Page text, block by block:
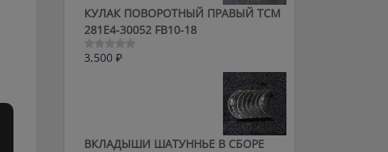
КУЛАК ПОВОРОТНЫЙ ПРАВЫЙ ТСМ
281E4-30052 FB10-18
Оценка
3,500 ₽
ВКЛАДЫШИ ШАТУННЬЕ В СБОРЕ